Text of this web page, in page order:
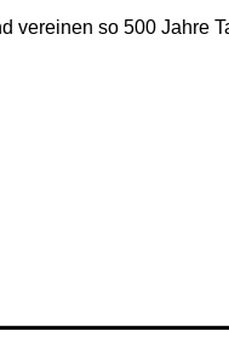
vereinen so 500 Jahre